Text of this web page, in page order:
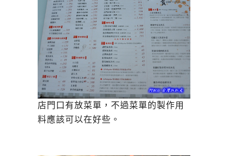
店門口有放菜單，不過菜單的製作用
料應該可以在好些。